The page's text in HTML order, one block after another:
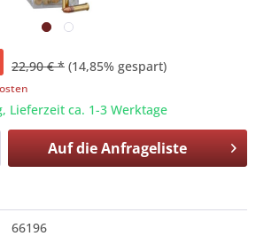
22,90 € * (14,85% gespart)
Lieferzeit ca. 1-3 Werktage
Auf dieAnfrageliste
66196